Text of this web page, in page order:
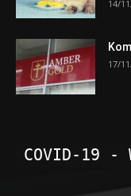
14/
17/
COVID-19 -